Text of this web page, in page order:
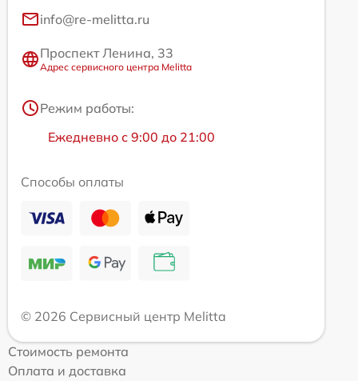
info@re-melitta.ru
Проспект Ленина, 33
Адрес сервисного центра Melitta
Режим работы:
Ежедневно с 9:00 до 21:00
Способы оплаты
© 2026 Сервисный центр Melitta
Стоимость ремонта
Оплата и доставка